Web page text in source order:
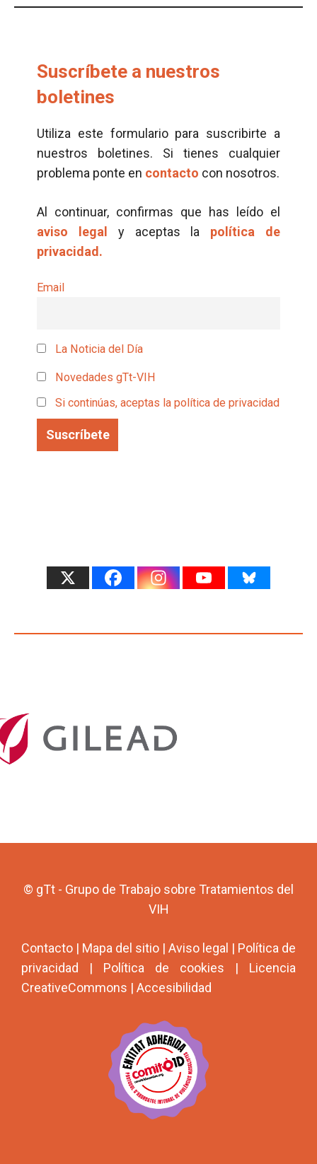
Suscríbete a nuestros
boletines
Utiliza este formulario para suscribirte a
nuestros boletines. Si tienes cualquier
problema ponte en contacto con nosotros.
Al continuar, confirmas que has leído el
aviso legal
y aceptas la política de
privacidad.
Email
La Noticia del Día
Novedades gTt-VIH
Si continúas, aceptas la política de privacidad
© gTt - Grupo de Trabajo sobre Tratamientos del
VIH
Contacto | Mapa del sitio | Aviso legal | Política de
privacidad | Política de cookies | Licencia
CreativeCommons | Accesibilidad